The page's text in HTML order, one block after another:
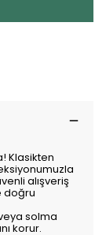
Klasikten
alışveriş
doğru
solma
korur.